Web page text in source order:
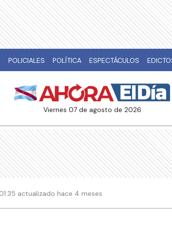
POLICIALES POLÍTICA ESPECTÁCULOS
viernes 07 de agosto de 2026
actualizado hace 4 meses